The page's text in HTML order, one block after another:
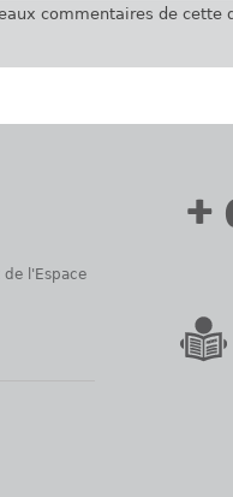
commentaires de cette
de l'Espace
+